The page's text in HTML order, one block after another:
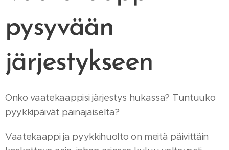
pysyvään
järjestykseen
Onko vaatekaappisi järjestys hukassa? Tuntuuko
pyykkipäivät painajaiselta?
Vaatekaappi ja pyykkihuolto on meitä päivittäin